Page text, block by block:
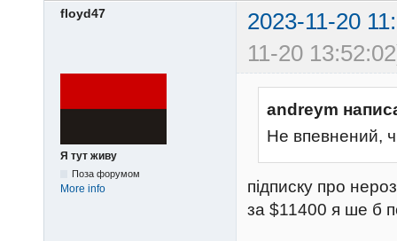
floyd47
2023-11-20
11-20
Я тут живу
Поза форумом
More info
andreym
Не впевнений,
підписку про
за $11400 я ше б